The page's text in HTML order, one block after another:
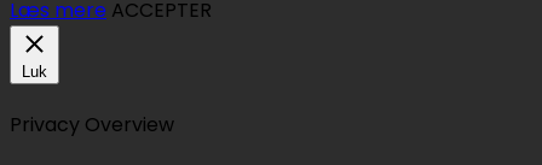
Læs mere ACCEPTER
Luk
Privacy Overview